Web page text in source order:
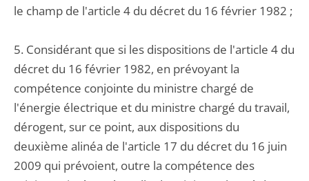
le champ de l'article 4 du décret du 16 février 1982 ;
5. Considérant que si les dispositions de l'article 4 du
décret du 16 février 1982, en prévoyant la
compétence conjointe du ministre chargé de
l'énergie électrique et du ministre chargé du travail,
dérogent, sur ce point, aux dispositions du
deuxième alinéa de l'article 17 du décret du 16 juin
2009 qui prévoient, outre la compétence des